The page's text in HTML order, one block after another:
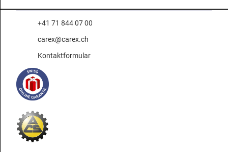
+41 71 844 07 00
carex@carex.ch
Kontaktformular